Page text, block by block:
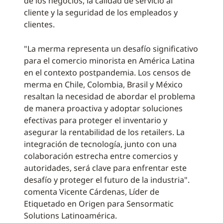
cliente y la seguridad de los empleados y
clientes.
"La merma representa un desafío significativo
para el comercio minorista en América Latina
en el contexto postpandemia. Los censos de
merma en Chile, Colombia, Brasil y México
resaltan la necesidad de abordar el problema
de manera proactiva y adoptar soluciones
efectivas para proteger el inventario y
asegurar la rentabilidad de los retailers. La
integración de tecnología, junto con una
colaboración estrecha entre comercios y
autoridades, será clave para enfrentar este
desafío y proteger el futuro de la industria".
comenta Vicente Cárdenas, Líder de
Etiquetado en Origen para Sensormatic
Solutions Latinoamérica.